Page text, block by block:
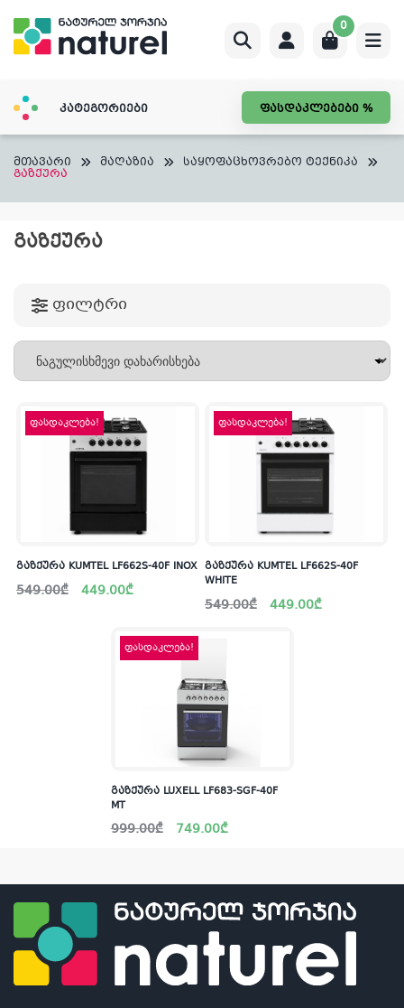
content
0
კატეგორიები ფასდაკლებები %
მთავარი მაღაზია საყოფაცხოვრებო ტექნიკა
გაზქურა
ᲒᲐᲖᲥᲣᲠᲐ
ფილტრი
ფასდაკლება!
გაზქურა KUMTEL LF662S-40F INOX
549.00₾
Original
price
449.00₾
Current
price
ფასდაკლება!
გაზქურა KUMTEL LF662S-40F
WHITE
549.00₾
Original
price
449.00₾
Current
price
ფასდაკლება!
გაზქურა LUXELL LF683-SGF-40F
MT
999.00₾
Original 749.00₾
Current